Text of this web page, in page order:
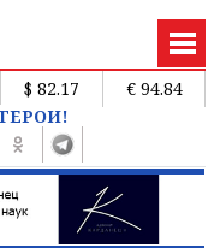
$ 82.17
€ 94.84